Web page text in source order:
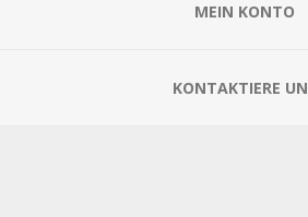
MEIN KONTO
KONTAKTIERE